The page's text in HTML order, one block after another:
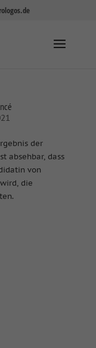
der
absehbar, dass
von
die